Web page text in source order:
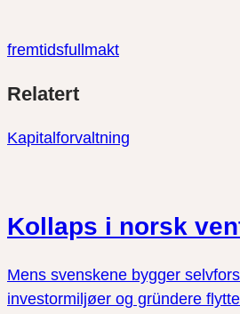
fremtidsfullmakt
link
på
på
Relatert
Kapitalforvaltning
Kollaps i norsk
Mens svenskene bygger
investormiljøer og gründere